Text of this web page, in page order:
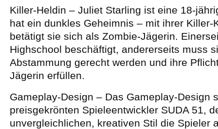
Killer-Heldin – Juliet Starling ist eine 18-
hat ein dunkles Geheimnis – mit ihrer Killer-
betätigt sie sich als Zombie-Jägerin.
Highschool beschäftigt, andererseits muss
Abstammung gerecht werden und ihre
Jägerin erfüllen.
Gameplay-Design – Das Gameplay-Design
preisgekrönten Spieleentwickler SUDA 51,
unvergleichlichen, kreativen Stil die Spieler